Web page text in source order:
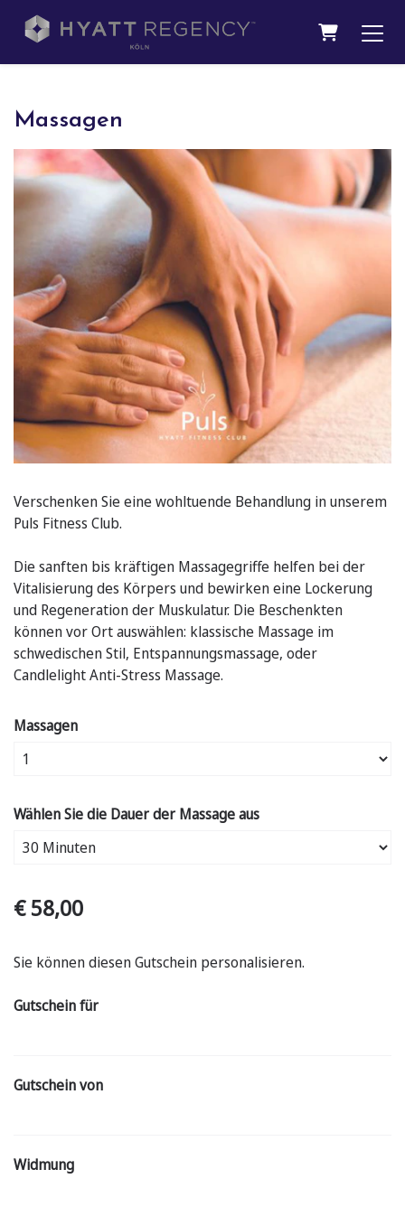
Massagen
Verschenken Sie eine wohltuende Behandlung in unserem
Puls Fitness Club.
Die sanften bis kräftigen Massagegriffe helfen bei der
Vitalisierung des Körpers und bewirken eine Lockerung
und Regeneration der Muskulatur. Die Beschenkten
können vor Ort auswählen: klassische Massage im
schwedischen Stil, Entspannungsmassage, oder
Candlelight Anti-Stress Massage.
Massagen
Wählen Sie die Dauer der Massage aus
€ 58,00
Sie können diesen Gutschein personalisieren.
Gutschein für
Gutschein von
Widmung